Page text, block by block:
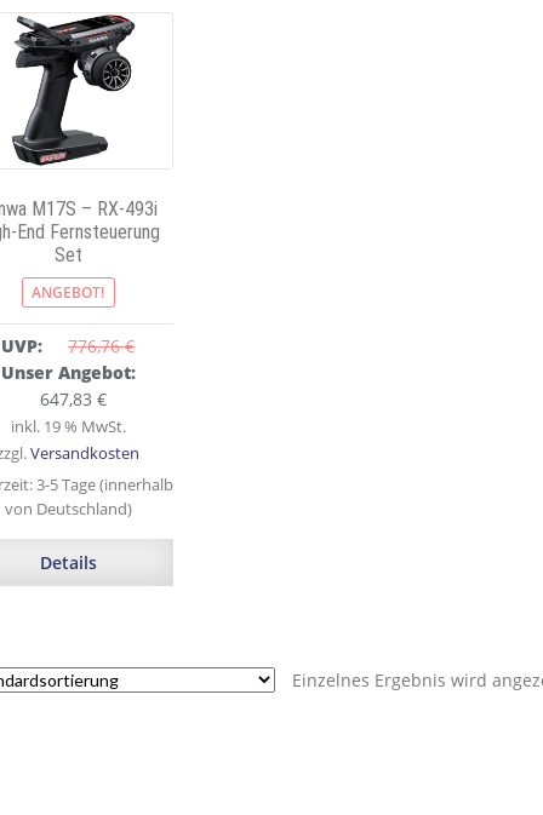
M17S – RX-493i
End Fernsteuerung
Set
ANGEBOT!
UVP: 776,76 €
Ursprünglicher
Preis
war:
776,76 €
Unser Angebot:
647,83€Aktueller
Preis
ist:
647,83 €.
inkl. 19 % MwSt.
Versandkosten
3-5 Tage (innerhalb
von Deutschland)
Details
Einzelnes Ergebnis wird